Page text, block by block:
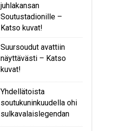
juhlakansan
Soutustadionille –
Katso kuvat!
Suursoudut avattiin
näyttävästi – Katso
kuvat!
Yhdellätoista
soutukuninkuudella ohi
sulkavalaislegendan